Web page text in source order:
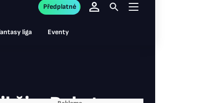
liga Eventy
Předplatné